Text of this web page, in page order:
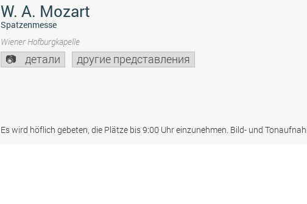
W. A. Mozart
Spatzenmesse
Wiener Hofburgkapelle
детали другие представления
Es wird höflich gebeten, die Plätze bis 9:00 Uhr einzunehmen. Bild- und